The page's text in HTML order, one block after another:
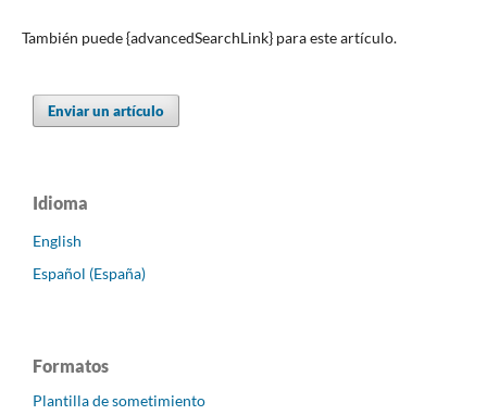
También puede {advancedSearchLink} para este artículo.
Enviar un artículo
Idioma
English
Español (España)
Formatos
Plantilla de sometimiento